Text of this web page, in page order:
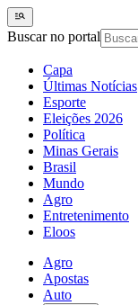
Buscar no portal
Capa
Últimas Notícias
Esporte
Eleições 2026
Política
Minas Gerais
Brasil
Mundo
Agro
Entretenimento
Eloos
Agro
Apostas
Auto